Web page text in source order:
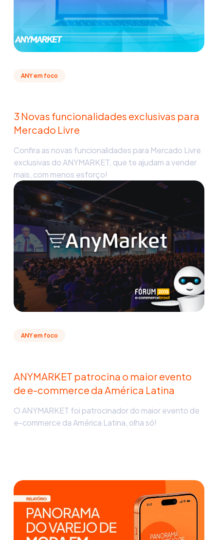
ANY em foco
3 Novas funcionalidades exclusivas para
Mercado Livre
Confira as novas funcionalidades para Mercado Livre
exclusivas do ANYMARKET, que te ajudam a vender
mais, com menos esforço!
ANY em foco
ANYMARKET patrocina o maior evento
de e-commerce da América Latina
O ANYMARKET foi patrocinador do maior evento de
e-commerce da América Latina, olha só!